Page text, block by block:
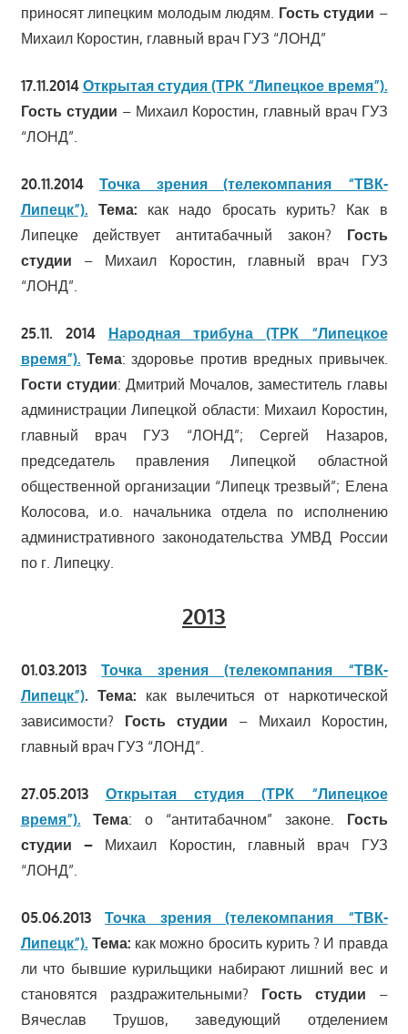
приносят липецким молодым людям. Гость студии –
Михаил Коростин, главный врач ГУЗ “ЛОНД”
17.11.2014 Открытая студия (ТРК “Липецкое время”).
Гость студии – Михаил Коростин, главный врач ГУЗ
“ЛОНД”.
20.11.2014 Точка зрения (телекомпания “ТВК-
Липецк”). Тема: как надо бросать курить? Как в
Липецке действует антитабачный закон? Гость
студии – Михаил Коростин, главный врач ГУЗ
“ЛОНД”.
25.11. 2014 Народная трибуна (ТРК “Липецкое
время”). Тема: здоровье против вредных привычек.
Гости студии: Дмитрий Мочалов, заместитель главы
администрации Липецкой области: Михаил Коростин,
главный врач ГУЗ “ЛОНД”; Сергей Назаров,
председатель правления Липецкой областной
общественной организации “Липецк трезвый”; Елена
Колосова, и.о. начальника отдела по исполнению
административного законодательства УМВД России
по г. Липецку.
2013
01.03.2013Точка зрения (телекомпания “ТВК-
Липецк”). Тема: как вылечиться от наркотической
зависимости? Гость студии – Михаил Коростин,
главный врач ГУЗ “ЛОНД”.
27.05.2013 Открытая студия (ТРК “Липецкое
время”). Тема: о “антитабачном” законе. Гость
студии – Михаил Коростин, главный врач ГУЗ
“ЛОНД”.
05.06.2013 Точка зрения (телекомпания “ТВК-
Липецк”). Тема: как можно бросить курить ? И правда
ли что бывшие курильщики набирают лишний вес и
становятся раздражительными? Гость студии –
Вячеслав Трушов, заведующий отделением